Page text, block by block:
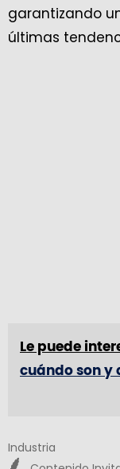
garantizando
últimas
Le puede
cuándo son y
Industria